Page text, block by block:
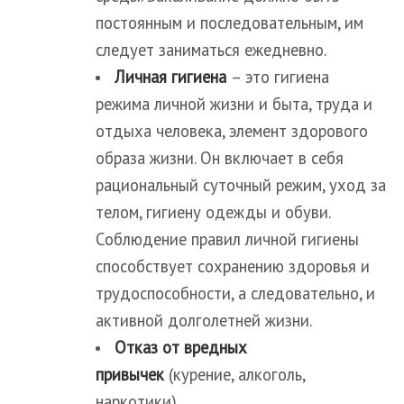
постоянным и последовательным, им
следует заниматься ежедневно.
Личная гигиена – это гигиена
режима личной жизни и быта, труда и
отдыха человека, элемент здорового
образа жизни. Он включает в себя
рациональный суточный режим, уход за
телом, гигиену одежды и обуви.
Соблюдение правил личной гигиены
способствует сохранению здоровья и
трудоспособности, а следовательно, и
активной долголетней жизни.
Отказ от вредных
привычек (курение, алкоголь,